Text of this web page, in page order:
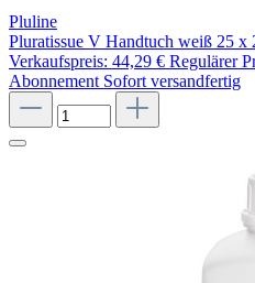
Pluline
Pluratissue V Handtuch weiß 25 x
Verkaufspreis: 44,29 € Regulärer
Abonnement Sofort versandfertig